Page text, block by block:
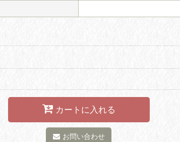
カートに入れる
お問い合わせ